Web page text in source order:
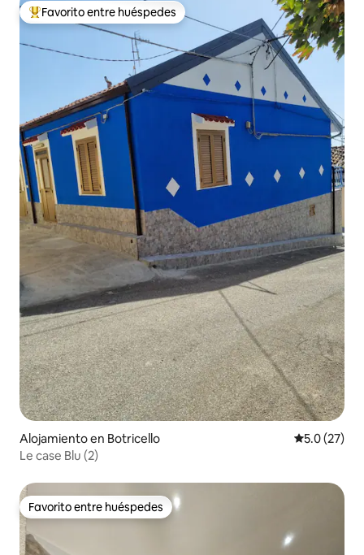
Favorito entre huéspedes preferido
Favorito entre huéspedes
Alojamiento en Botricello Calificación
5.0 (27)
Le case Blu (2)
Favorito entre huéspedes
Favorito entre huéspedes